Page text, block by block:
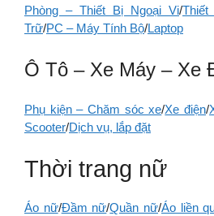
Phòng – Thiết Bị Ngoại Vi/
Trữ/PC – Máy Tính Bộ/Laptop
Ô Tô – Xe Máy – Xe
Phụ kiện – Chăm sóc xe/Xe điện/
Scooter/Dịch vụ, lắp đặt
Thời trang nữ
Áo nữ/Đầm nữ/Quần nữ/Áo liền